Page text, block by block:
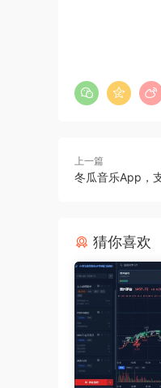
上一篇
冬瓜音乐App，
猜你喜欢